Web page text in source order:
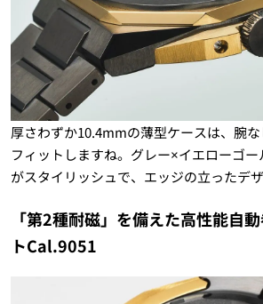
厚さわずか10.4mmの薄型ケースは、腕
フィットしますね。グレー×イエローゴ
がスタイリッシュで、エッジの立ったデザ
「第2種耐磁」を備えた高性能自
トCal.9051